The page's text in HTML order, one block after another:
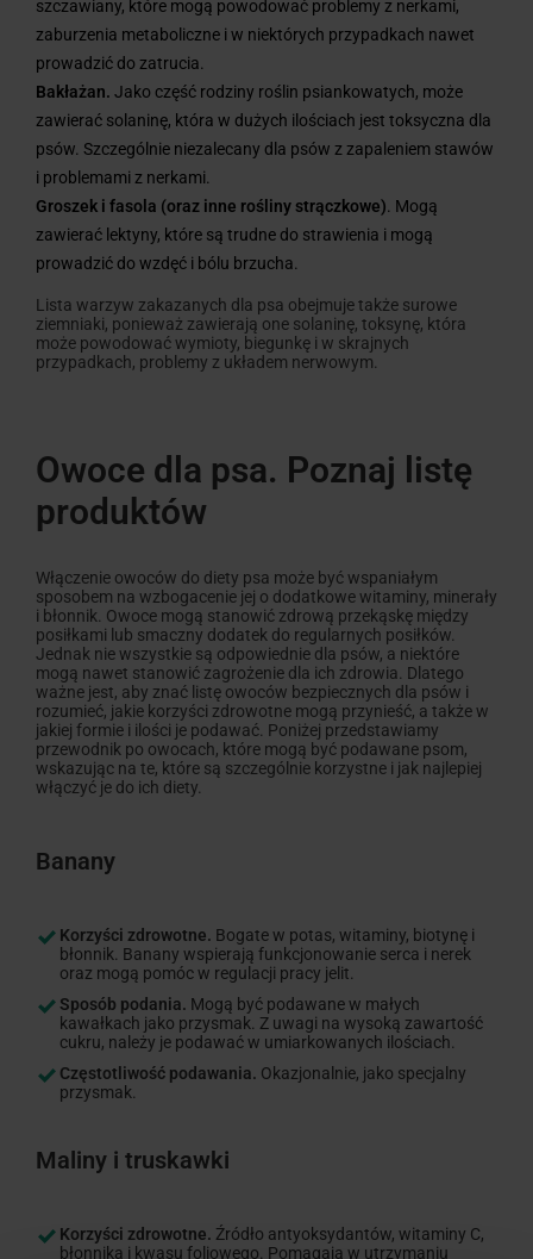
szczawiany, które mogą powodować problemy z nerkami,
zaburzenia metaboliczne i w niektórych przypadkach nawet
prowadzić do zatrucia.
Bakłażan. Jako część rodziny roślin psiankowatych, może
zawierać solaninę, która w dużych ilościach jest toksyczna dla
psów. Szczególnie niezalecany dla psów z zapaleniem stawów
i problemami z nerkami.
Groszek i fasola (oraz inne rośliny strączkowe). Mogą
zawierać lektyny, które są trudne do strawienia i mogą
prowadzić do wzdęć i bólu brzucha.
Lista warzyw zakazanych dla psa obejmuje także surowe
ziemniaki, ponieważ zawierają one solaninę, toksynę, która
może powodować wymioty, biegunkę i w skrajnych
przypadkach, problemy z układem nerwowym.
Owoce dla psa. Poznaj listę
produktów
Włączenie owoców do diety psa może być wspaniałym
sposobem na wzbogacenie jej o dodatkowe witaminy, minerały
i błonnik. Owoce mogą stanowić zdrową przekąskę między
posiłkami lub smaczny dodatek do regularnych posiłków.
Jednak nie wszystkie są odpowiednie dla psów, a niektóre
mogą nawet stanowić zagrożenie dla ich zdrowia. Dlatego
ważne jest, aby znać listę owoców bezpiecznych dla psów i
rozumieć, jakie korzyści zdrowotne mogą przynieść, a także w
jakiej formie i ilości je podawać. Poniżej przedstawiamy
przewodnik po owocach, które mogą być podawane psom,
wskazując na te, które są szczególnie korzystne i jak najlepiej
włączyć je do ich diety.
Banany
Korzyści zdrowotne. Bogate w potas, witaminy, biotynę i
błonnik. Banany wspierają funkcjonowanie serca i nerek
oraz mogą pomóc w regulacji pracy jelit.
Sposób podania. Mogą być podawane w małych
kawałkach jako przysmak. Z uwagi na wysoką zawartość
cukru, należy je podawać w umiarkowanych ilościach.
Częstotliwość podawania. Okazjonalnie, jako specjalny
przysmak.
Maliny i truskawki
Korzyści zdrowotne. Źródło antyoksydantów, witaminy C,
błonnika i kwasu foliowego. Pomagają w utrzymaniu